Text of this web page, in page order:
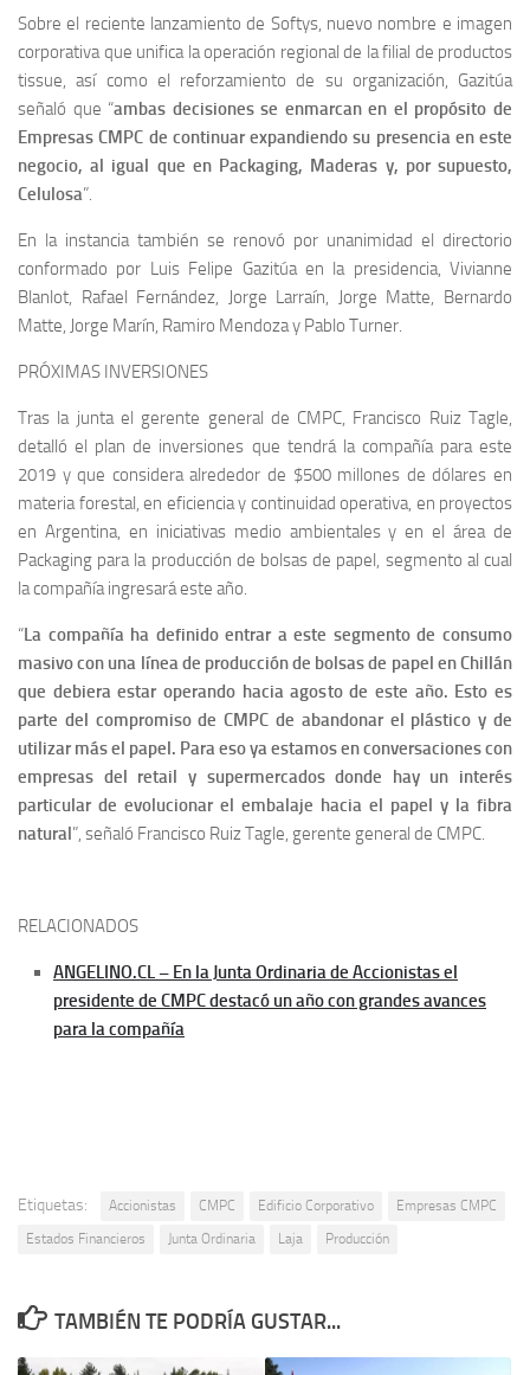
Sobre el reciente lanzamiento de Softys, nuevo nombre e imagen
corporativa que unifica la operación regional de la filial de productos
tissue, así como el reforzamiento de su organización, Gazitúa
señaló que “ambas decisiones se enmarcan en el propósito de
Empresas CMPC de continuar expandiendo su presencia en este
negocio, al igual que en Packaging, Maderas y, por supuesto,
Celulosa”.
En la instancia también se renovó por unanimidad el directorio
conformado por Luis Felipe Gazitúa en la presidencia, Vivianne
Blanlot, Rafael Fernández, Jorge Larraín, Jorge Matte, Bernardo
Matte, Jorge Marín, Ramiro Mendoza y Pablo Turner.
PRÓXIMAS INVERSIONES
Tras la junta el gerente general de CMPC, Francisco Ruiz Tagle,
detalló el plan de inversiones que tendrá la compañía para este
2019 y que considera alrededor de $500 millones de dólares en
materia forestal, en eficiencia y continuidad operativa, en proyectos
en Argentina, en iniciativas medio ambientales y en el área de
Packaging para la producción de bolsas de papel, segmento al cual
la compañía ingresará este año.
“La compañía ha definido entrar a este segmento de consumo
masivo con una línea de producción de bolsas de papel en Chillán
que debiera estar operando hacia agosto de este año. Esto es
parte del compromiso de CMPC de abandonar el plástico y de
utilizar más el papel. Para eso ya estamos en conversaciones con
empresas del retail y supermercados donde hay un interés
particular de evolucionar el embalaje hacia el papel y la fibra
natural”, señaló Francisco Ruiz Tagle, gerente general de CMPC.
RELACIONADOS
ANGELINO.CL – En la Junta Ordinaria de Accionistas el
presidente de CMPC destacó un año con grandes avances
para la compañía
Etiquetas: Accionistas CMPC Edificio Corporativo
Empresas CMPC
Estados Financieros
Junta Ordinaria Laja Producción
TAMBIÉN TE PODRÍA GUSTAR...